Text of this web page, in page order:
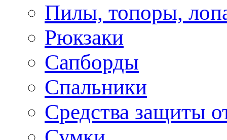
Пилы, топоры,
Рюкзаки
Сапборды
Спальники
Средства защиты